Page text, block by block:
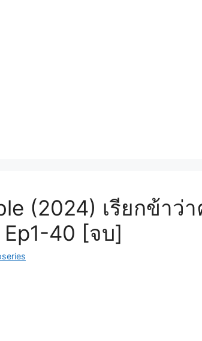
(2024) เรียกข้า
40 [จบ]